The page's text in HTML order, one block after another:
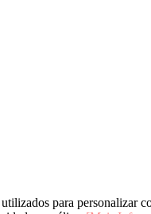
para personalizar